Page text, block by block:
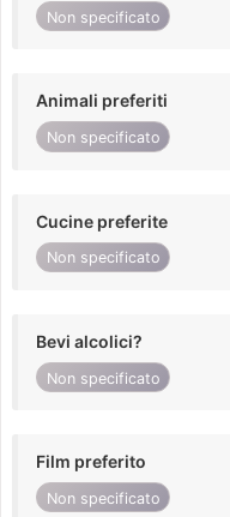
Non specificato
Animali preferiti
Non specificato
Cucine preferite
Non specificato
Bevi alcolici?
Non specificato
Film preferito
Non specificato